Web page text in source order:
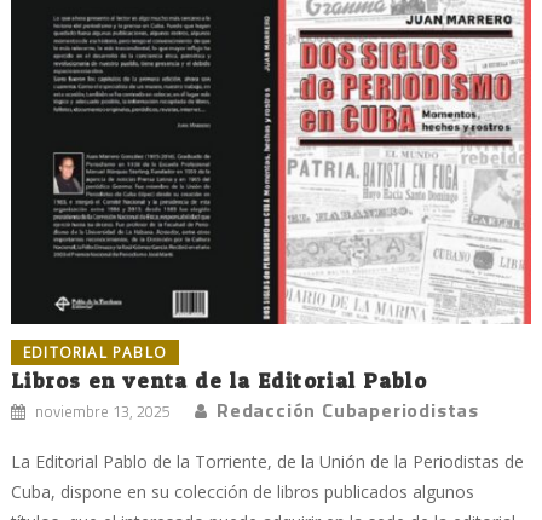
EDITORIAL PABLO
Libros en venta de la Editorial Pablo
noviembre 13, 2025 Redacción Cubaperiodistas
La Editorial Pablo de la Torriente, de la Unión de la Periodistas de
Cuba, dispone en su colección de libros publicados algunos